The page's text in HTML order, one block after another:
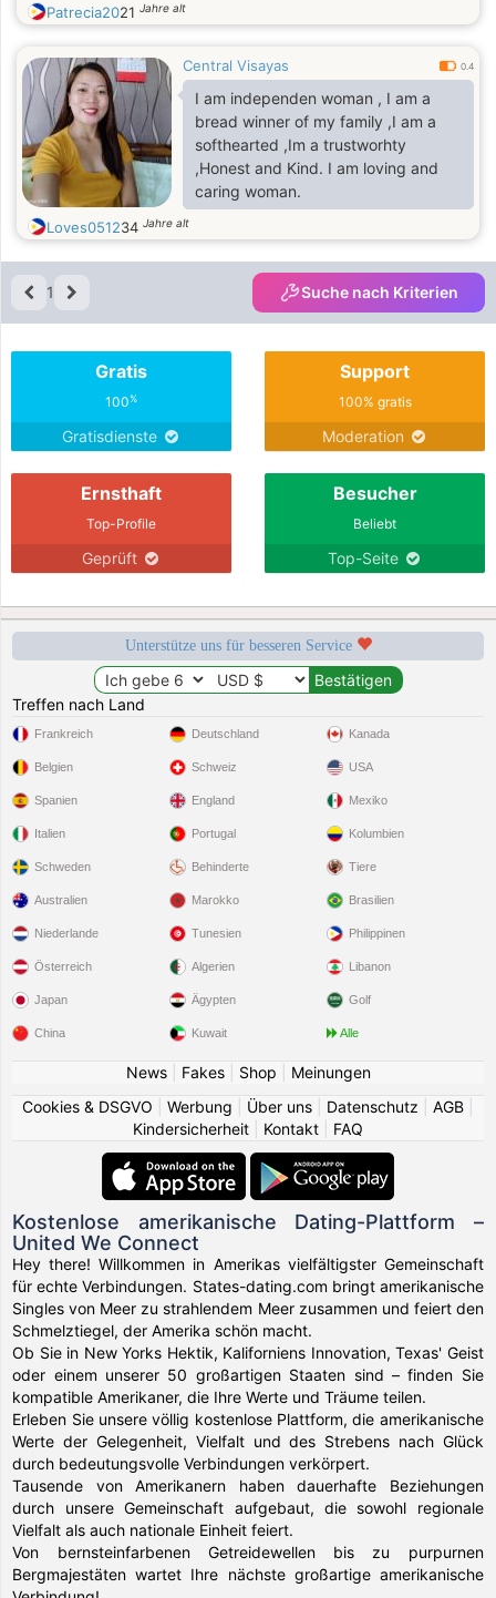
Patrecia2021 Jahre alt
Central Visayas 0.4
I am independen woman , I am a
bread winner of my family ,I am a
softhearted ,Im a trustworhty
,Honest and Kind. I am loving and
caring woman.
Loves051234 Jahre alt
1 Suche nach Kriterien
Gratis
100%
Gratisdienste
Support
100% gratis
Moderation
Ernsthaft
Top-Profile
Geprüft
Besucher
Beliebt
Top-Seite
Unterstütze uns für besseren Service
Treffen nach Land
Frankreich
Belgien
Spanien
Italien
Schweden
Deutschland
Schweiz
England
Portugal
Behinderte
Kanada
USA
Mexiko
Kolumbien
Tiere
Australien
Niederlande
Österreich
Japan
China
Marokko
Tunesien
Algerien
Ägypten
Kuwait
Brasilien
Philippinen
Libanon
Golf
Alle
News| Fakes| Shop
Meinungen
Cookies & DSGVO
Werbung Über uns Datenschutz AGB
Kindersicherheit
Kontakt FAQ
Kostenlose amerikanische Dating-Plattform –
United We Connect
Hey there! Willkommen in Amerikas vielfältigster Gemeinschaft
für echte Verbindungen. States-dating.com bringt amerikanische
Singles von Meer zu strahlendem Meer zusammen und feiert den
Schmelztiegel, der Amerika schön macht.
Ob Sie in New Yorks Hektik, Kaliforniens Innovation, Texas' Geist
oder einem unserer 50 großartigen Staaten sind – finden Sie
kompatible Amerikaner, die Ihre Werte und Träume teilen.
Erleben Sie unsere völlig kostenlose Plattform, die amerikanische
Werte der Gelegenheit, Vielfalt und des Strebens nach Glück
durch bedeutungsvolle Verbindungen verkörpert.
Tausende von Amerikanern haben dauerhafte Beziehungen
durch unsere Gemeinschaft aufgebaut, die sowohl regionale
Vielfalt als auch nationale Einheit feiert.
Von bernsteinfarbenen Getreidewellen bis zu purpurnen
Bergmajestäten wartet Ihre nächste großartige amerikanische